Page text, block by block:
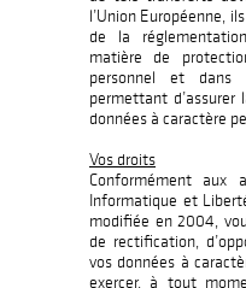
l’Union Européenne,
de la
matière de
personnel et dans
permettant
données à caractère
Vos droits
Conformément
Informatique et
modifiée en 2004,
de rectification,
vos données à
exercer, à tout